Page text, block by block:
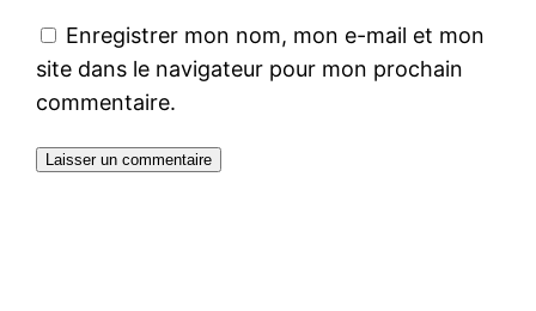
Enregistrer mon nom, mon e-mail et mon
site dans le navigateur pour mon prochain
commentaire.